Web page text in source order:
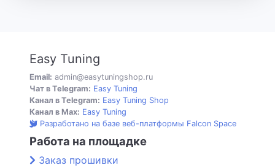
Easy Tuning
Email: admin@easytuningshop.ru
Чат в Telegram: Easy Tuning
Канал в Telegram: Easy Tuning Shop
Канал в Max: Easy Tuning
Разработано на базе веб-платформы Falcon Space
Работа на площадке
Заказ прошивки